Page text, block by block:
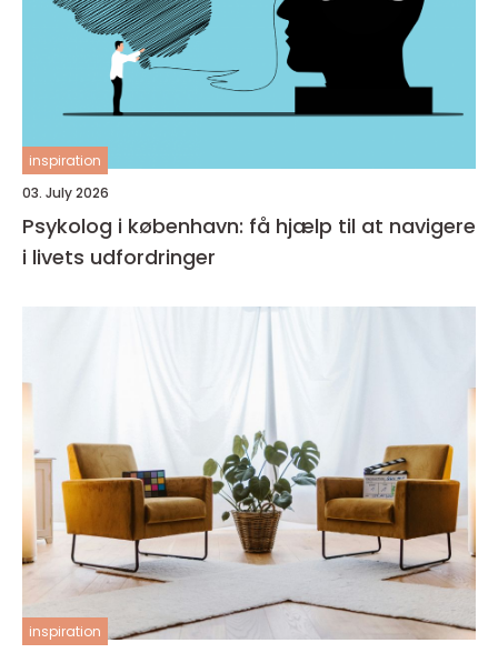
inspiration
03. July 2026
Psykolog i københavn: få hjælp til at navigere
i livets udfordringer
inspiration